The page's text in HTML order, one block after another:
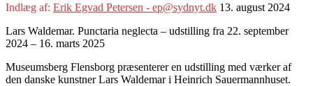
Indlæg af: Erik Egvad Petersen - ep@sydnyt.dk 13. august 2024
Lars Waldemar. Punctaria neglecta – udstilling fra 22. september
2024 – 16. marts 2025
Museumsberg Flensborg præsenterer en udstilling med værker af
den danske kunstner Lars Waldemar i Heinrich Sauermannhuset.